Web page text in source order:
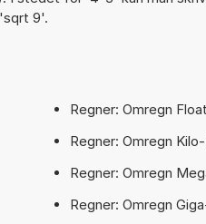
9'.
Regner: Omregn
Regner: Omregn
Regner: Omregn
Regner: Omregn